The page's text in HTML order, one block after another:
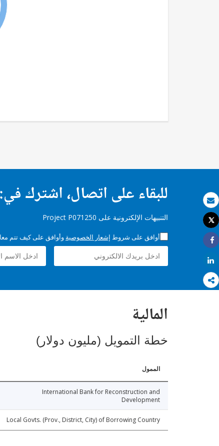
بريد الكتروني
طباعة
Tweet
Share
Share
للبقاء على اتصال، اشترك في:
التنبيهات الإلكترونية على Project P071250
أوافق على شروط إشعار الخصوصية وأوافق على كيف تتم
المالية
خطة التمويل (مليون دولار)
الممول
International Bank for Reconstruction and
Development
Local Govts. (Prov., District, City) of Borrowing Country